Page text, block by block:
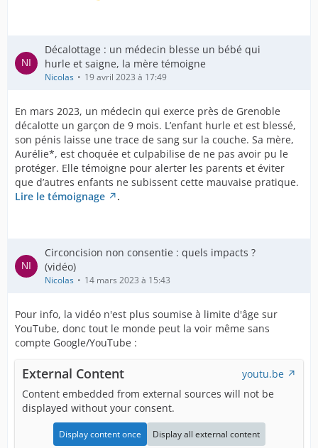
Décalottage : un médecin blesse un bébé qui
hurle et saigne, la mère témoigne
Nicolas 19 avril 2023 à 17:49
En mars 2023, un médecin qui exerce près de Grenoble
décalotte un garçon de 9 mois. L’enfant hurle et est blessé,
son pénis laisse une trace de sang sur la couche. Sa mère,
Aurélie*, est choquée et culpabilise de ne pas avoir pu le
protéger. Elle témoigne pour alerter les parents et éviter
que d’autres enfants ne subissent cette mauvaise pratique.
Lire le témoignage
.
Circoncision non consentie : quels impacts ?
(vidéo)
Nicolas 14 mars 2023 à 15:43
Pour info, la vidéo n'est plus soumise à limite d'âge sur
YouTube, donc tout le monde peut la voir même sans
compte Google/YouTube :
External Content
youtu.be
Content embedded from external sources will not be
displayed without your consent.
Display content once Display all external content